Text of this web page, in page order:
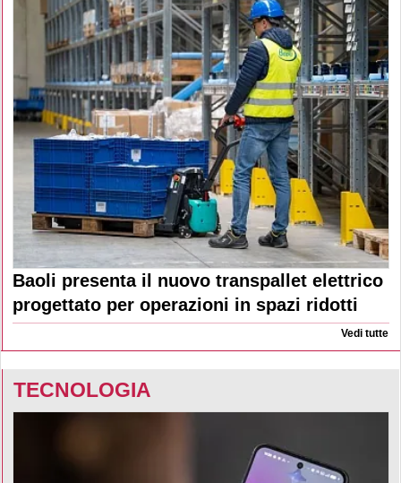
Baoli presenta il nuovo transpallet elettrico
progettato per operazioni in spazi ridotti
Vedi tutte
TECNOLOGIA